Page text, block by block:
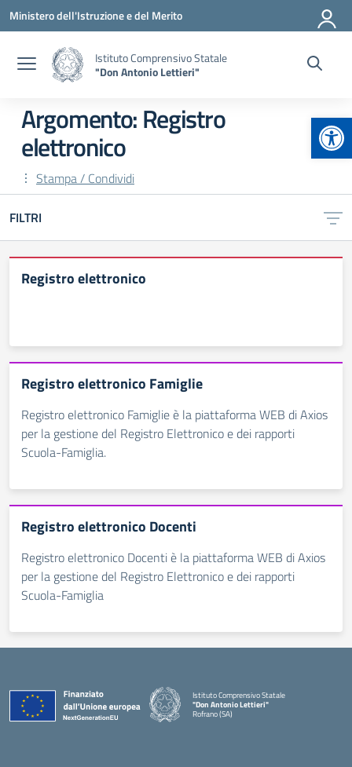
Vai ai contenuti
Vai al menu di navigazione
Vai al footer
Ministero dell'Istruzione e del Merito
Istituto Comprensivo Statale
"Don Antonio Lettieri"
Argomento: Registro
elettronico
Stampa / Condividi
FILTRI
Registro elettronico
Registro elettronico Famiglie
Registro elettronico Famiglie è la piattaforma WEB di Axios
per la gestione del Registro Elettronico e dei rapporti
Scuola-Famiglia.
Registro elettronico Docenti
Registro elettronico Docenti è la piattaforma WEB di Axios
per la gestione del Registro Elettronico e dei rapporti
Scuola-Famiglia
Istituto Comprensivo Statale
"Don Antonio Lettieri"
Rofrano (SA)